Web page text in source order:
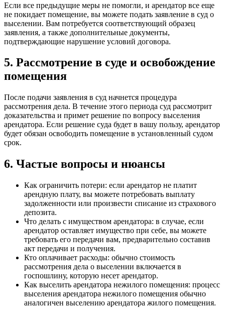
Если все предыдущие меры не помогли, и арендатор все еще
не покидает помещение, вы можете подать заявление в суд о
выселении. Вам потребуется соответствующий образец
заявления, а также дополнительные документы,
подтверждающие нарушение условий договора.
5. Рассмотрение в суде и освобождение
помещения
После подачи заявления в суд начнется процедура
рассмотрения дела. В течение этого периода суд рассмотрит
доказательства и примет решение по вопросу выселения
арендатора. Если решение суда будет в вашу пользу, арендатор
будет обязан освободить помещение в установленный судом
срок.
6. Частые вопросы и нюансы
Как ограничить потери: если арендатор не платит
арендную плату, вы можете потребовать выплату
задолженности или произвести списание из страхового
депозита.
Что делать с имуществом арендатора: в случае, если
арендатор оставляет имущество при себе, вы можете
требовать его передачи вам, предварительно составив
акт передачи и получения.
Кто оплачивает расходы: обычно стоимость
рассмотрения дела о выселении включается в
госпошлину, которую несет арендатор.
Как выселить арендатора нежилого помещения: процесс
выселения арендатора нежилого помещения обычно
аналогичен выселению арендатора жилого помещения.